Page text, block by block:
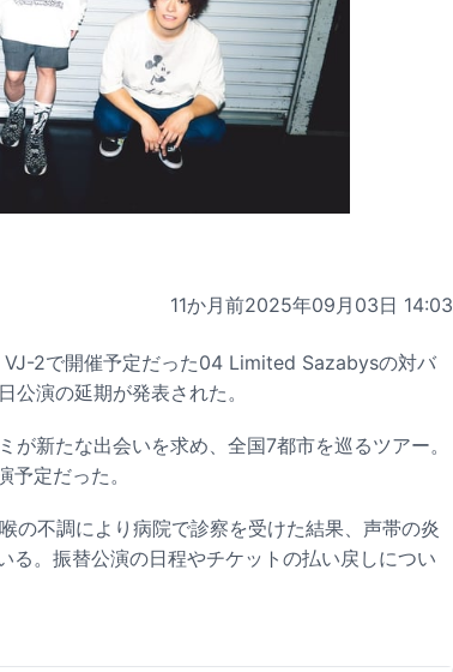
11か月前2025年09月03日 14:03
2で開催予定だった04 Limited Sazabysの対バ
演の延期が発表された。
新たな出会いを求め、全国7都市を巡るツアー。
定だった。
の不調により病院で診察を受けた結果、声帯の炎
。振替公演の日程やチケットの払い戻しについ